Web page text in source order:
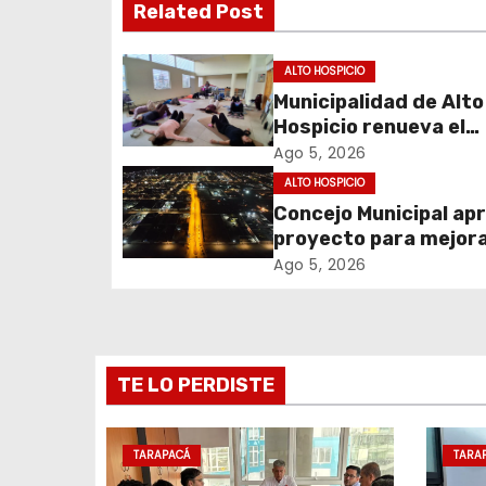
e
g
a
c
i
ó
e
e
n
Related Post
ALTO HOSPICIO
Municipalidad de Alto
Hospicio renueva el
Programa Red Local
Apoyos y Cuidados
Ago 5, 2026
ALTO HOSPICIO
Concejo Municipal
proyecto para
alumbrado público del
Ago 5, 2026
TE LO PERDISTE
TARAPACÁ